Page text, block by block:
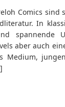
Comics
In
spannende
aber auch
Medium,